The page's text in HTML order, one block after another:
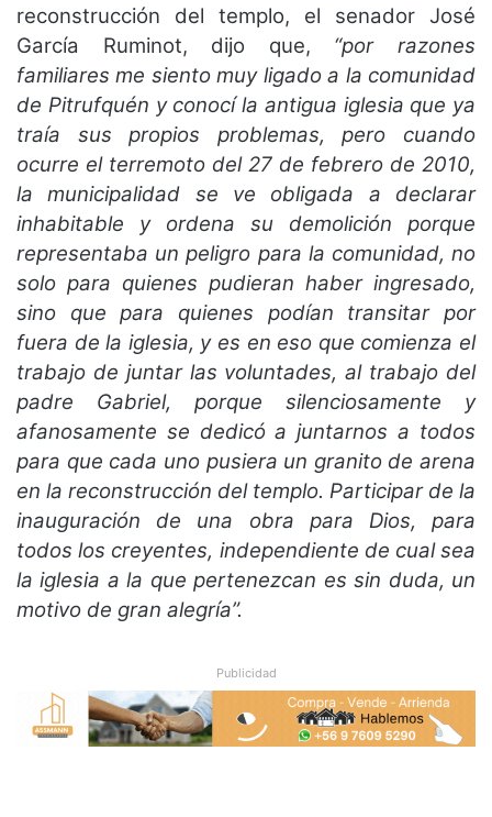
reconstrucción del templo, el senador José
García Ruminot, dijo que, “por razones
familiares me siento muy ligado a la comunidad
de Pitrufquén y conocí la antigua iglesia que ya
traía sus propios problemas, pero cuando
ocurre el terremoto del 27 de febrero de 2010,
la municipalidad se ve obligada a declarar
inhabitable y ordena su demolición porque
representaba un peligro para la comunidad, no
solo para quienes pudieran haber ingresado,
sino que para quienes podían transitar por
fuera de la iglesia, y es en eso que comienza el
trabajo de juntar las voluntades, al trabajo del
padre Gabriel, porque silenciosamente y
afanosamente se dedicó a juntarnos a todos
para que cada uno pusiera un granito de arena
en la reconstrucción del templo. Participar de la
inauguración de una obra para Dios, para
todos los creyentes, independiente de cual sea
la iglesia a la que pertenezcan es sin duda, un
motivo de gran alegría”.
Publicidad